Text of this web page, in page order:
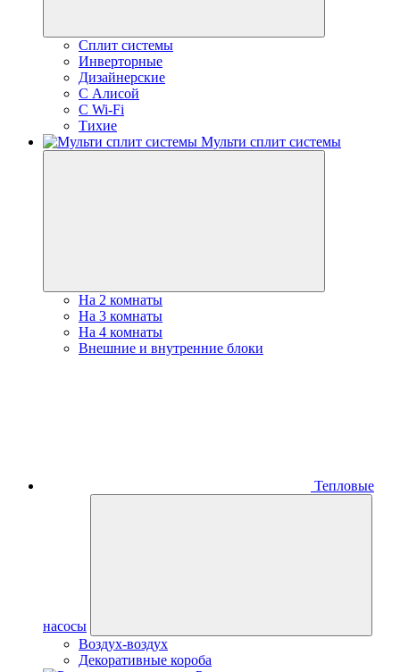
Сплит системы
Инверторные
Дизайнерские
С Алисой
C Wi-Fi
Тихие
Мульти сплит системы
На 2 комнаты
На 3 комнаты
На 4 комнаты
Внешние и внутренние блоки
Тепловые
насосы
Воздух-воздух
Декоративные короба